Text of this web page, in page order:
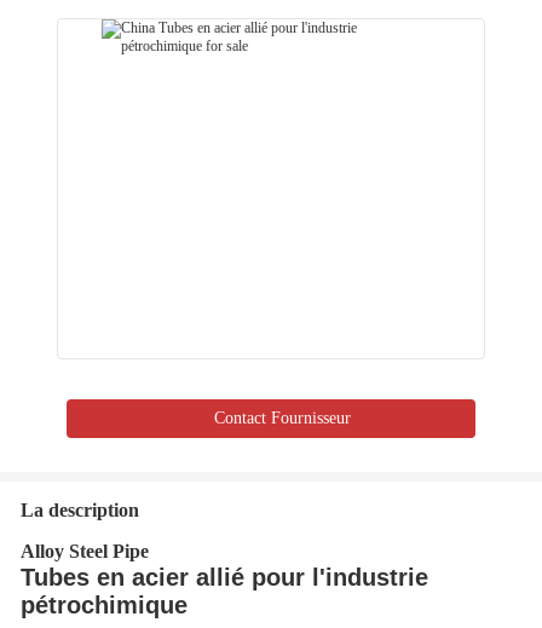
Contact Fournisseur
La description
Alloy Steel Pipe
Tubes en acier allié pour l'industrie
pétrochimique